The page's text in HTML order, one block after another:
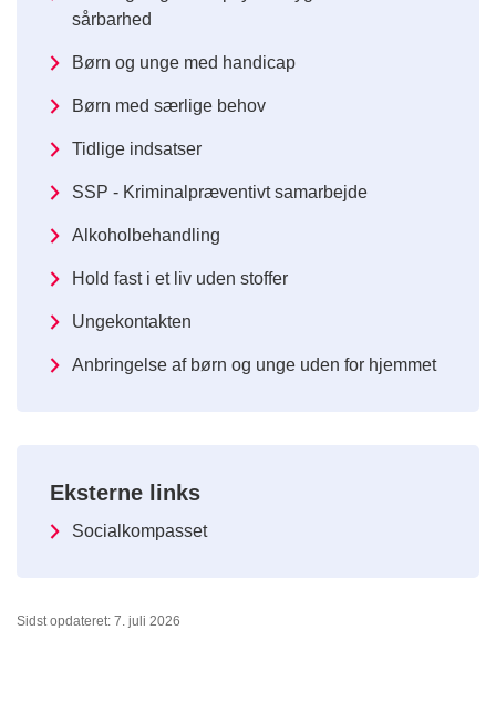
sårbarhed
Børn og unge med handicap
Børn med særlige behov
Tidlige indsatser
SSP - Kriminalpræventivt samarbejde
Alkoholbehandling
Hold fast i et liv uden stoffer
Ungekontakten
Anbringelse af børn og unge uden for hjemmet
Eksterne links
Socialkompasset
Sidst opdateret: 7. juli 2026